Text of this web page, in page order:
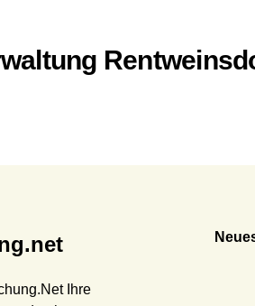
Ihre